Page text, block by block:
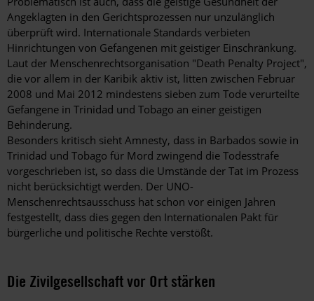
Angeklagten in den Gerichtsprozessen nur unzulänglich
überprüft wird. Internationale Standards verbieten
Hinrichtungen von Gefangenen mit geistiger Einschränkung.
Laut der Menschenrechtsorganisation "Death Penalty Project",
die vor allem in der Karibik aktiv ist, litten zwischen Februar
2008 und Mai 2012 mindestens sieben zum Tode verurteilte
Gefangene in Trinidad und Tobago an einer geistigen
Behinderung.
Besonders kritisch sieht Amnesty, dass in Barbados sowie in
Trinidad und Tobago für Mord zwingend die Todesstrafe
vorgeschrieben ist, so dass die Umstände der Tat im Prozess
nicht berücksichtigt werden. Der UNO-
Menschenrechtsausschuss hat schon vor einigen Jahren
festgestellt, dass dies gegen den Internationalen Pakt für
bürgerliche und politische Rechte verstößt.
Die Zivilgesellschaft vor Ort stärken